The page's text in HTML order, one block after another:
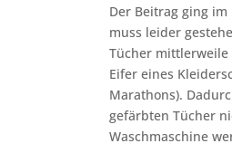
Der Beitrag ging
muss leider
Tücher mittlerweile
Eifer eines
Marathons).
gefärbten Tücher
Waschmaschine